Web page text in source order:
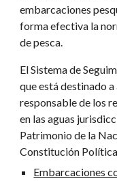
embarcaciones
forma efectiva la
de pesca.
El Sistema de
que está destinado
responsable de los
en las aguas
Patrimonio de la
Constitución Política
Embarcaciones